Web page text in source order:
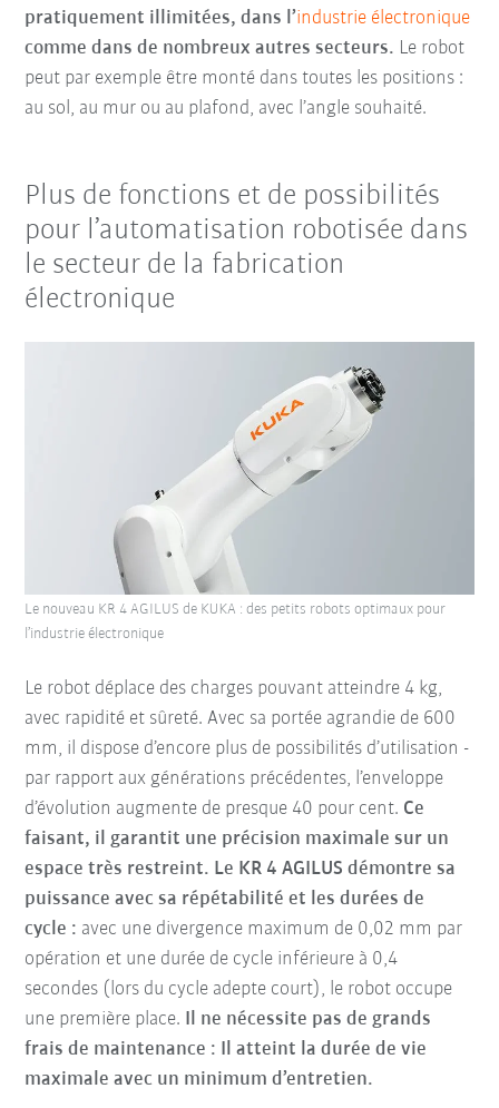
pratiquement illimitées, dans l’industrie électronique
comme dans de nombreux autres secteurs. Le robot
peut par exemple être monté dans toutes les positions :
au sol, au mur ou au plafond, avec l’angle souhaité.
Plus de fonctions et de possibilités
pour l’automatisation robotisée dans
le secteur de la fabrication
électronique
Le robot déplace des charges pouvant atteindre 4 kg,
avec rapidité et sûreté. Avec sa portée agrandie de 600
mm, il dispose d’encore plus de possibilités d’utilisation -
par rapport aux générations précédentes, l’enveloppe
d’évolution augmente de presque 40 pour cent. Ce
faisant, il garantit une précision maximale sur un
espace très restreint. Le KR 4 AGILUS démontre sa
puissance avec sa répétabilité et les durées de
cycle : avec une divergence maximum de 0,02 mm par
opération et une durée de cycle inférieure à 0,4
secondes (lors du cycle adepte court), le robot occupe
une première place.
Il ne nécessite pas de grands
frais de maintenance : Il atteint la durée de vie
maximale avec un minimum d’entretien.
Le nouveau KR 4 AGILUS de KUKA : des petits robots optimaux pour
l’industrie électronique